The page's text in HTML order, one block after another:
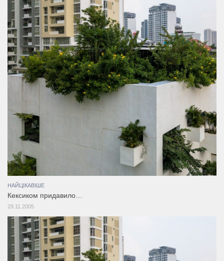
НАЙЦІКАВІШЕ
Кексиком придавило…
29.11.2005